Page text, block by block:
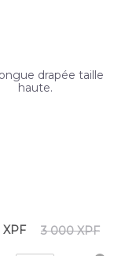
drapée taille
haute.
3 000XPF
XPF